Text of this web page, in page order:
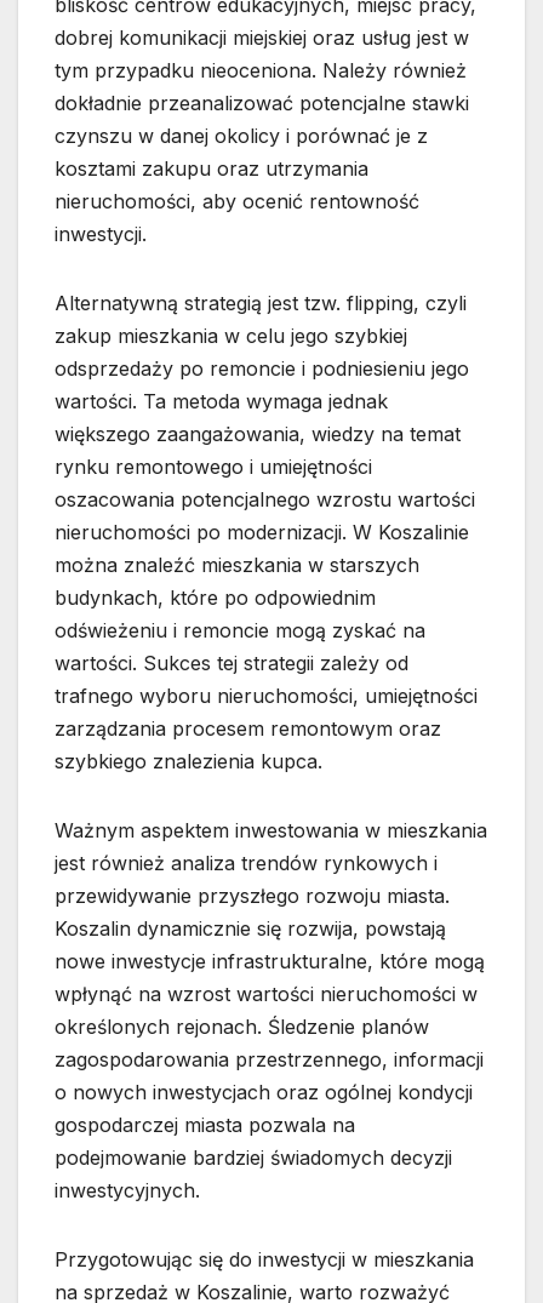
dobrej komunikacji miejskiej oraz usług jest w
tym przypadku nieoceniona. Należy również
dokładnie przeanalizować potencjalne stawki
czynszu w danej okolicy i porównać je z
kosztami zakupu oraz utrzymania
nieruchomości, aby ocenić rentowność
inwestycji.
Alternatywną strategią jest tzw. flipping, czyli
zakup mieszkania w celu jego szybkiej
odsprzedaży po remoncie i podniesieniu jego
wartości. Ta metoda wymaga jednak
większego zaangażowania, wiedzy na temat
rynku remontowego i umiejętności
oszacowania potencjalnego wzrostu wartości
nieruchomości po modernizacji. W Koszalinie
można znaleźć mieszkania w starszych
budynkach, które po odpowiednim
odświeżeniu i remoncie mogą zyskać na
wartości. Sukces tej strategii zależy od
trafnego wyboru nieruchomości, umiejętności
zarządzania procesem remontowym oraz
szybkiego znalezienia kupca.
Ważnym aspektem inwestowania w mieszkania
jest również analiza trendów rynkowych i
przewidywanie przyszłego rozwoju miasta.
Koszalin dynamicznie się rozwija, powstają
nowe inwestycje infrastrukturalne, które mogą
wpłynąć na wzrost wartości nieruchomości w
określonych rejonach. Śledzenie planów
zagospodarowania przestrzennego, informacji
o nowych inwestycjach oraz ogólnej kondycji
gospodarczej miasta pozwala na
podejmowanie bardziej świadomych decyzji
inwestycyjnych.
Przygotowując się do inwestycji w mieszkania
na sprzedaż w Koszalinie, warto rozważyć